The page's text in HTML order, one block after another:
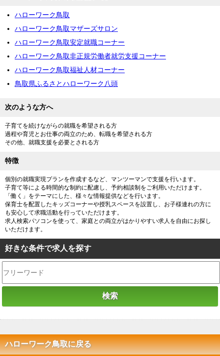
ハローワーク鳥取
ハローワーク鳥取マザーズサロン
ハローワーク鳥取安定就職コーナー
ハローワーク鳥取非正規労働者就労支援コーナー
ハローワーク鳥取福祉人材コーナー
鳥取県ふるさとハローワーク八頭
次のような方へ
子育てを続けながらの就職を希望される方
過程や育児とお仕事の両立のため、転職を希望される方
その他、就職支援を必要とされる方
特徴
個別の就職実現プランを作成するなど、マンツーマンで支援を行います。
子育て等による時間的な制約に配慮し、予約相談制をご利用いただけます。
「働く」をテーマにした、様々な情報提供などを行います。
保育士を配置したキッズコーナーや授乳スペースを設置し、お子様連れの方に
も安心して求職活動を行っていただけます。
求人検索パソコンを使って、家庭との両立がはかりやすい求人を自由にお探し
いただけます。
好きな条件で求人を探す
ハローワーク鳥取に戻る